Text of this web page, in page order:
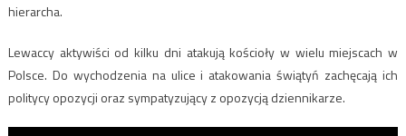
hierarcha.
Lewaccy aktywiści od kilku dni atakują kościoły w wielu miejscach w
Polsce. Do wychodzenia na ulice i atakowania świątyń zachęcają ich
politycy opozycji oraz sympatyzujący z opozycją dziennikarze.